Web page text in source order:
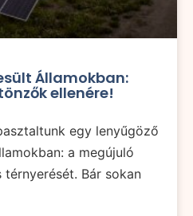
Államokban:
ellenére!
egy lenyűgöző
a megújuló
Bár sokan